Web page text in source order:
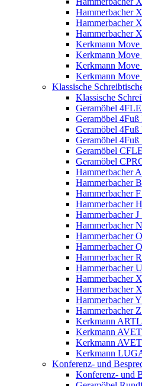
Hammerbacher
Hammerbacher
Hammerbacher
Kerkmann Move
Kerkmann Move
Kerkmann Move
Kerkmann Move
Klassische
Klassische
Geramöbel
Geramöbel 4Fuß
Geramöbel 4Fuß
Geramöbel 4Fuß
Geramöbel
Geramöbel
Hammerbacher
Hammerbacher
Hammerbacher
Hammerbacher
Hammerbacher J
Hammerbacher
Hammerbacher
Hammerbacher
Hammerbacher
Hammerbacher
Hammerbacher
Hammerbacher
Hammerbacher
Hammerbacher
Kerkmann
Kerkmann
Kerkmann
Kerkmann
Konferenz- und
Konferenz- und